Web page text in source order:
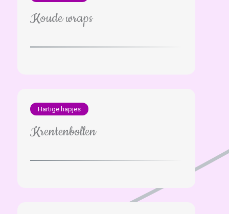
Koude wraps
Hartige hapjes
Krentenbollen